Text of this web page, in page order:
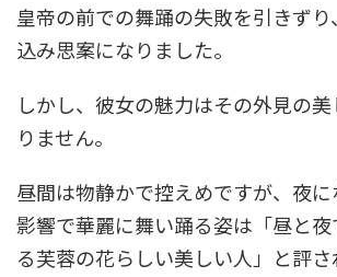
皇帝の前での舞踊の失敗を引きず
込み思案になりました。
しかし、彼女の魅力はその外見の
りません。
昼間は物静かで控えめですが、夜
影響で華麗に舞い踊る姿は「昼と
る芙蓉の花らしい美しい人」と評さ